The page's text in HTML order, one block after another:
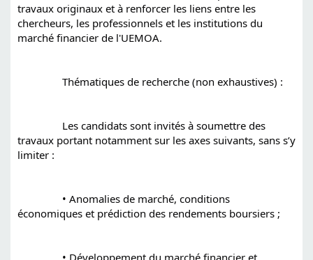
travaux originaux et à renforcer les liens entre les
chercheurs, les professionnels et les institutions du
marché financier de l'UEMOA.
		Thématiques de recherche (non exhaustives) :
travaux portant notamment sur les axes suivants, sans s’y
limiter :
économiques et prédiction des rendements boursiers ;